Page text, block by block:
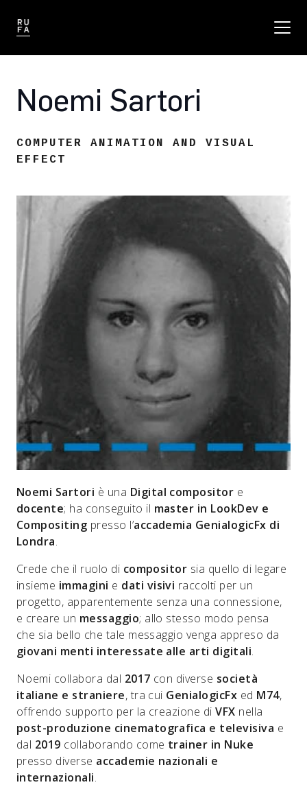
Noemi Sartori
COMPUTER ANIMATION AND VISUAL
EFFECT
Noemi Sartori è una Digital compositor e
docente; ha conseguito il master in LookDev e
Compositing presso l’accademia GenialogicFx di
Londra.
Crede che il ruolo di compositor sia quello di legare
insieme immagini e dati visivi raccolti per un
progetto, apparentemente senza una connessione,
e creare un messaggio; allo stesso modo pensa
che sia bello che tale messaggio venga appreso da
giovani menti interessate alle arti digitali.
Noemi collabora dal 2017 con diverse società
italiane e straniere, tra cui GenialogicFx ed M74,
offrendo supporto per la creazione diVFX nella
post-produzione cinematografica e televisiva e
dal 2019 collaborando come trainer in Nuke
presso diverse accademie nazionali e
internazionali.